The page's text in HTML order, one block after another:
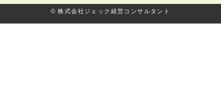
© 株式会社ジェック経営コンサルタント